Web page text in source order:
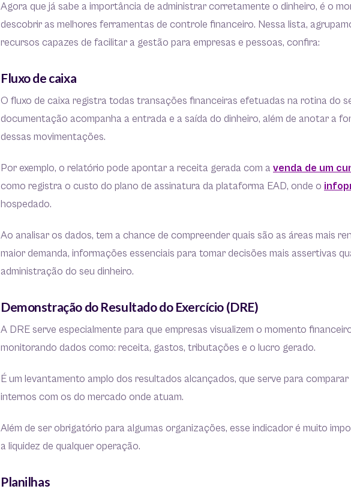
Agora que já sabe a importância de administrar corretamente o dinheiro, é o
descobrir as melhores ferramentas de controle financeiro. Nessa lista,
recursos capazes de facilitar a gestão para empresas e pessoas, confira:
Fluxo de caixa
O fluxo de caixa registra todas transações financeiras efetuadas na rotina do
documentação acompanha a entrada e a saída do dinheiro, além de anotar a
dessas movimentações.
Por exemplo, o relatório pode apontar a receita gerada com a venda de um
como registra o custo do plano de assinatura da plataforma EAD, onde o
hospedado.
Ao analisar os dados, tem a chance de compreender quais são as áreas mais
maior demanda, informações essenciais para tomar decisões mais assertivas
administração do seu dinheiro.
Demonstração do Resultado do Exercício (DRE)
A DRE serve especialmente para que empresas visualizem o momento
monitorando dados como: receita, gastos, tributações e o lucro gerado.
É um levantamento amplo dos resultados alcançados, que serve para
internos com os do mercado onde atuam.
Além de ser obrigatório para algumas organizações, esse indicador é muito
a liquidez de qualquer operação.
Planilhas